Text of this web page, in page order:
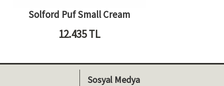
Solford Puf Small Cream
12.435TL
Sosyal Medya